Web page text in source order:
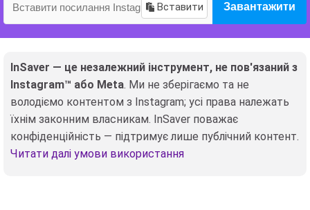
Вставити Завантажити
InSaver — це незалежний інструмент, не пов'язаний з
Instagram™ або Meta. Ми не зберігаємо та не
володіємо контентом з Instagram; усі права належать
їхнім законним власникам. InSaver поважає
конфіденційність — підтримує лише публічний контент.
Читати далі умови використання